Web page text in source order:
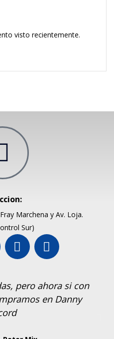
visto recientemente.
Marchena y Av. Loja.
Sur)
pero ahora si con
en Danny